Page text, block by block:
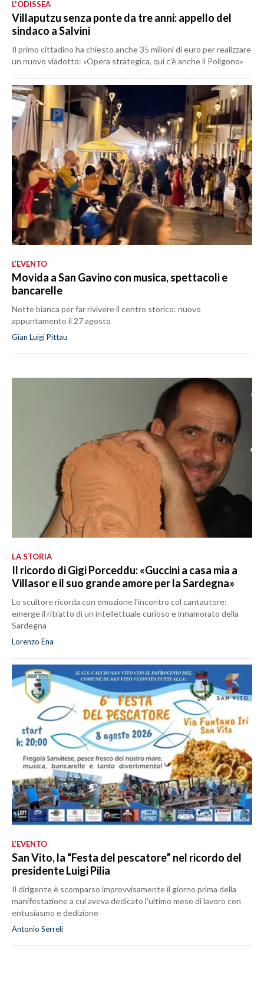
L'ODISSEA
Villaputzu senza ponte da tre anni: appello del
sindaco a Salvini
Il primo cittadino ha chiesto anche 35 milioni di euro per realizzare
un nuovo viadotto: «Opera strategica, qui c'è anche il Poligono»
L’EVENTO
Movida a San Gavino con musica, spettacoli e
bancarelle
Notte bianca per far rivivere il centro storico: nuovo
appuntamento il 27 agosto
Gian Luigi Pittau
LA STORIA
Il ricordo di Gigi Porceddu: «Guccini a casa mia a
Villasor e il suo grande amore per la Sardegna»
Lo scultore ricorda con emozione l'incontro col cantautore:
emerge il ritratto di un intellettuale curioso e innamorato della
Sardegna
Lorenzo Ena
L’EVENTO
San Vito, la “Festa del pescatore” nel ricordo del
presidente Luigi Pilia
Il dirigente è scomparso improvvisamente il giorno prima della
manifestazione a cui aveva dedicato l'ultimo mese di lavoro con
entusiasmo e dedizione
Antonio Serreli